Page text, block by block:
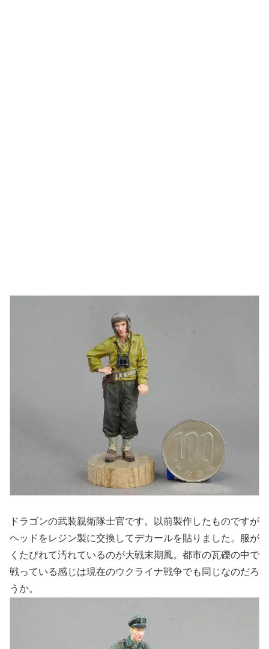
ドラゴンの武装親衛隊士官です。以前製作したものですが
ヘッドをレジン製に交換してデカールを貼りました。服が
くたびれて汚れているのが大戦末期風。都市の瓦礫の中で
戦っている感じは現在のウクライナ戦争でも同じなのだろ
うか。